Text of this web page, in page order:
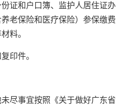
份证和户口簿、 监护人居住证办
老保险和医疗保险） 参保缴费
料。
印件。
未尽事宜按照《关于做好广东省